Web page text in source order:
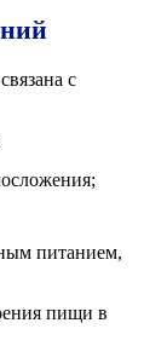
с
питанием,
пищи в